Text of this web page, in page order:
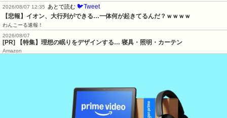
2026/08/07 12:35
あとで読む 🐦Tweet
【悲報】イオン、大行列ができる…一体何が起きてるんだ？ｗｗｗｗ
わんこーる速報！
2026/08/07
[PR] 【特集】理想の眠りをデザインする… 寝具・照明・カーテン
Amazon